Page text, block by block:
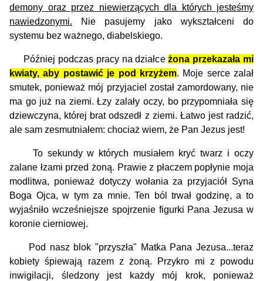
demony oraz przez niewierzących dla których jesteśmy
nawiedzonymi. Nie pasujemy jako wykształceni do
systemu bez ważnego, diabelskiego.
Później podczas pracy na działceżona przekazała mi
kwiaty, aby postawić je pod krzyżem. Moje serce zalał
smutek, ponieważ mój przyjaciel został zamordowany, nie
ma go już na ziemi. Łzy zalały oczy, bo przypomniała się
dziewczyna, której brat odszedł z ziemi. Łatwo jest radzić,
ale sam zesmutniałem: chociaż wiem, że Pan Jezus jest!
To sekundy w których musiałem kryć twarz i oczy
zalane łzami przed żoną. Prawie z płaczem popłynie moja
modlitwa, ponieważ dotyczy wołania za przyjaciół Syna
Boga Ojca, w tym za mnie. Ten ból trwał godzinę, a to
wyjaśniło wcześniejsze spojrzenie figurki Pana Jezusa w
koronie cierniowej.
Pod nasz blok "przyszła" Matka Pana Jezusa...teraz
kobiety śpiewają razem z żoną. Przykro mi z powodu
inwigilacji, śledzony jest każdy mój krok, ponieważ